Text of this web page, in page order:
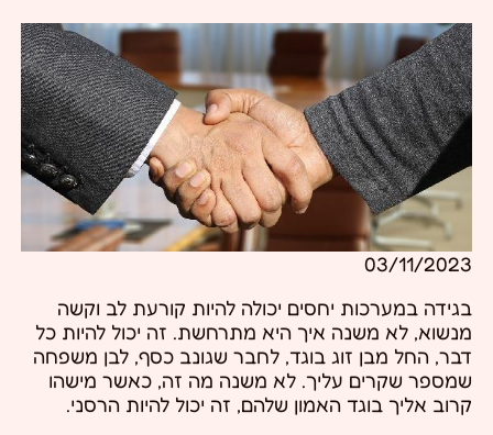
03/11/2023
בגידה במערכות יחסים יכולה להיות קורעת לב וקשה
מנשוא, לא משנה איך היא מתרחשת. זה יכול להיות כל
דבר, החל מבן זוג בוגד, לחבר שגונב כסף, לבן משפחה
שמספר שקרים עליך. לא משנה מה זה, כאשר מישהו
קרוב אליך בוגד האמון שלהם, זה יכול להיות הרסני.